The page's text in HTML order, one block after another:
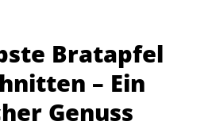
Bratapfel
– Ein
Genuss